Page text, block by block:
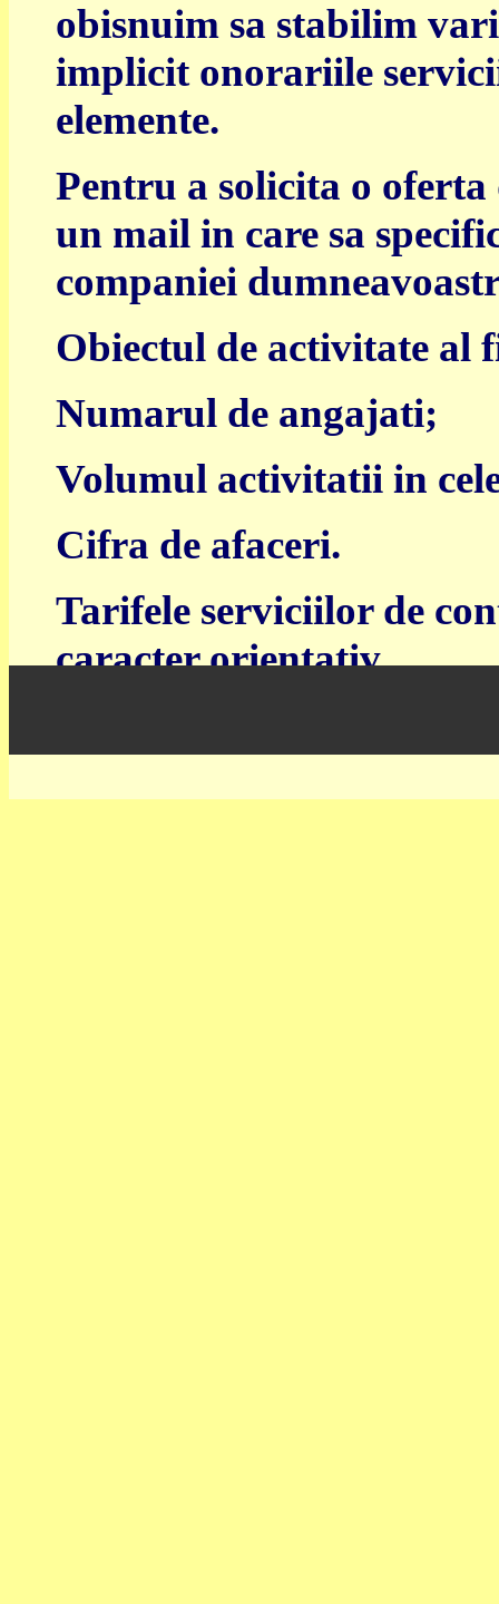
obisnuim sa stabilim
implicit onorariile
elemente.
Pentru a solicita o
un mail in care sa
companiei
Obiectul de activitate al
Numarul de angajati;
Volumul activitatii in
Cifra de afaceri.
Tarifele serviciilor de
caracter orientativ.